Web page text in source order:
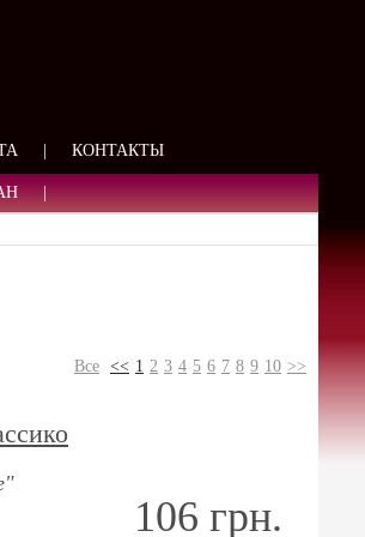
КОНТАКТЫ
Все << 1 2 3 4 5 6 7 8 9 10 >>
106 грн.